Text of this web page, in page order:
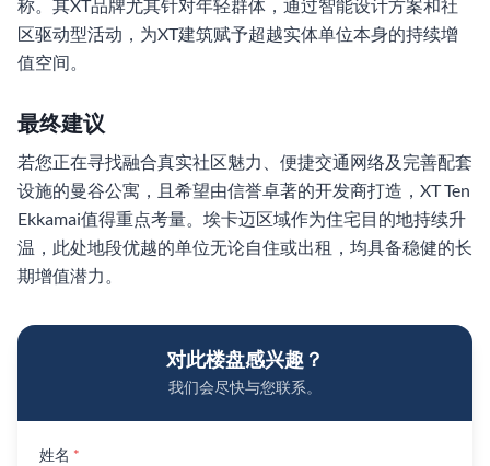
称。其XT品牌尤其针对年轻群体，通过智能设计方案和社
区驱动型活动，为XT建筑赋予超越实体单位本身的持续增
值空间。
最终建议
若您正在寻找融合真实社区魅力、便捷交通网络及完善配套
设施的曼谷公寓，且希望由信誉卓著的开发商打造，XT Ten
Ekkamai值得重点考量。埃卡迈区域作为住宅目的地持续升
温，此处地段优越的单位无论自住或出租，均具备稳健的长
期增值潜力。
对此楼盘感兴趣？
我们会尽快与您联系。
姓名